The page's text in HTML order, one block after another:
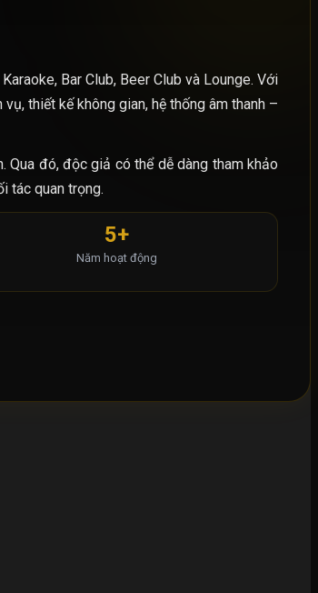
Bar Club, Beer Club và Lounge. Với
thiết kế không gian, hệ thống âm thanh –
Qua đó, độc giả có thể dễ dàng tham khảo
tác quan trọng.
5+
Năm hoạt động